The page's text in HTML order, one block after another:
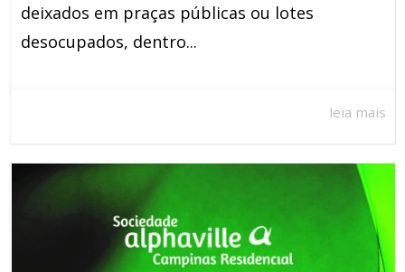
deixados em praças públicas ou lotes
desocupados, dentro...
leia mais